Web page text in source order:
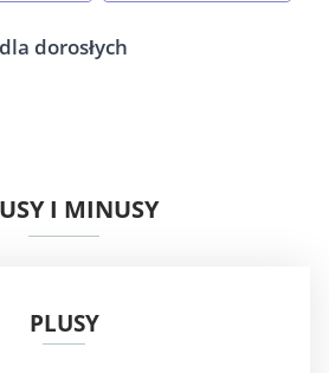
dorosłych
I MINUSY
PLUSY